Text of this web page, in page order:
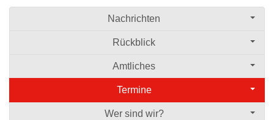
Nachrichten
Rückblick
Amtliches
Termine
Wer sind wir?